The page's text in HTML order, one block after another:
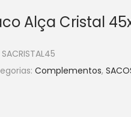
Alça Cristal
SACRISTAL45
Complementos,